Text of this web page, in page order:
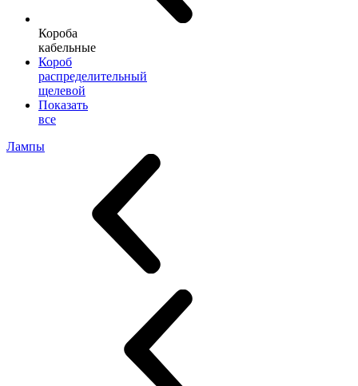
Короба
кабельные
Короб
распределительный
щелевой
Показать
все
Лампы